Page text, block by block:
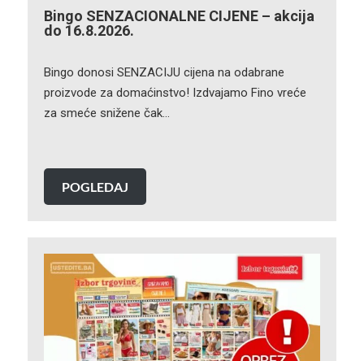
Bingo SENZACIONALNE CIJENE – akcija
do 16.8.2026.
Bingo donosi SENZACIJU cijena na odabrane
proizvode za domaćinstvo! Izdvajamo Fino vreće
za smeće snižene čak…
POGLEDAJ